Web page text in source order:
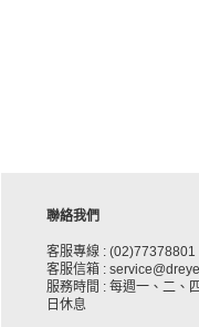
聯絡我們
客服專線 : (02)77378801
客服信箱 :
服務時間 : 每週一、二、
日休息